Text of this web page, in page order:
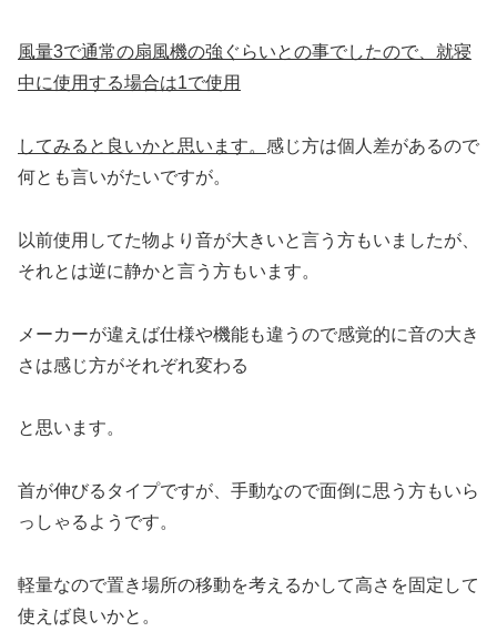
風量3で通常の扇風機の強ぐらいとの事でしたので、就寝
中に使用する場合は1で使用
してみると良いかと思います。 感じ方は個人差があるので
何とも言いがたいですが。
以前使用してた物より音が大きいと言う方もいましたが、
それとは逆に静かと言う方もいます。
メーカーが違えば仕様や機能も違うので感覚的に音の大き
さは感じ方がそれぞれ変わる
と思います。
首が伸びるタイプですが、手動なので面倒に思う方もいら
っしゃるようです。
軽量なので置き場所の移動を考えるかして高さを固定して
使えば良いかと。